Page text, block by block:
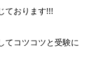
ております!!!
てコツコツと受験に